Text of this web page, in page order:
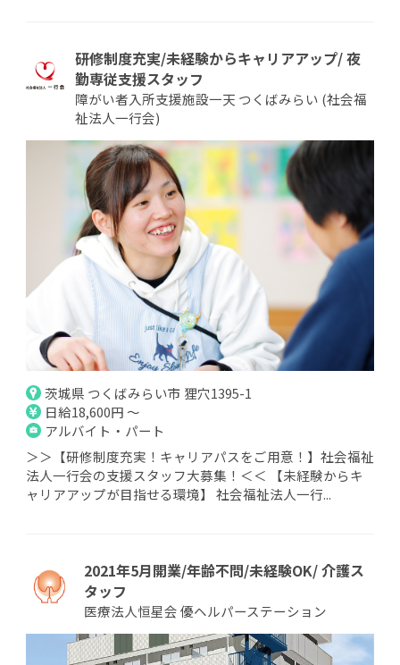
研修制度充実/未経験からキャリアアップ/ 夜
勤専従支援スタッフ
障がい者入所支援施設一天 つくばみらい (社会福
祉法人一行会)
茨城県 つくばみらい市 狸穴1395-1
日給18,600円 ～
アルバイト・パート
＞＞【研修制度充実！キャリアパスをご用意！】社会福祉
法人一行会の支援スタッフ大募集！＜＜ 【未経験からキ
ャリアアップが目指せる環境】 社会福祉法人一行...
2021年5月開業/年齢不問/未経験OK/ 介護ス
タッフ
医療法人恒星会 優ヘルパーステーション